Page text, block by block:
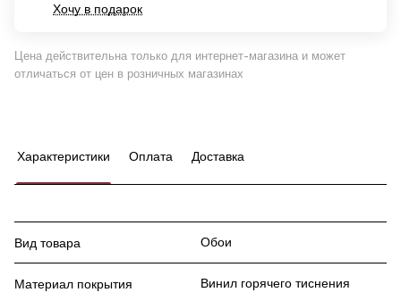
Хочу в подарок
Цена действительна только для интернет-магазина и может
отличаться от цен в розничных магазинах
Характеристики Оплата Доставка
Вид товара Обои
Материал покрытия Винил горячего тиснения